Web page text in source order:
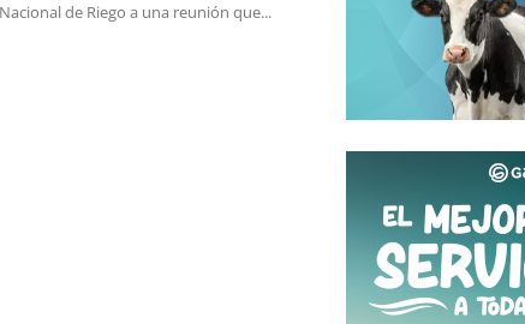
de Riego a una reunión que...